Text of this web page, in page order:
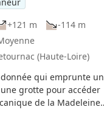
+121 m
-114 m
(Haute-Loire)
qui emprunte un
grotte pour accéder
de la Madeleine